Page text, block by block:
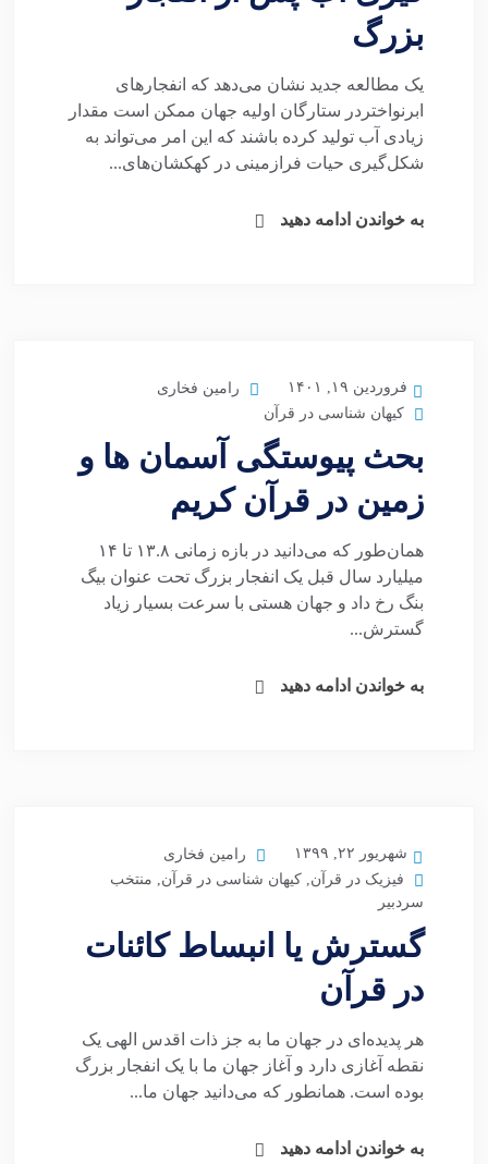
بزرگ
یک مطالعه جدید نشان می‌دهد که انفجارهای
ابرنواختردر ستارگان اولیه جهان ممکن است مقدار
زیادی آب تولید کرده باشند که این امر می‌تواند به
شکل‌گیری حیات فرازمینی در کهکشان‌های...
به خواندن ادامه دهید
فروردین ۱۹, ۱۴۰۱
رامین فخاری
کیهان شناسی در قرآن
بحث پیوستگی آسمان ها و
زمین در قرآن کریم
همان‌طور که می‌دانید در بازه زمانی ۱۳.۸ تا ۱۴
میلیارد سال قبل یک انفجار بزرگ تحت عنوان بیگ
بنگ رخ داد و جهان هستی با سرعت بسیار زیاد
گسترش...
به خواندن ادامه دهید
شهریور ۲۲, ۱۳۹۹
رامین فخاری
فیزیک در قرآن, کیهان شناسی در قرآن, منتخب
سردبیر
گسترش یا انبساط کائنات
در قرآن
هر پدیده‌ای در جهان ما به جز ذات اقدس الهی یک
نقطه آغازی دارد و آغاز جهان ما با یک انفجار بزرگ
بوده است. همانطور که می‌دانید جهان ما...
به خواندن ادامه دهید